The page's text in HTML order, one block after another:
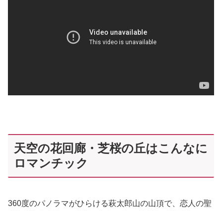
天空の花回廊・芝桜の丘はこんなに
ロマンチック
360度のパノラマがひらける萩太郎山の山頂で、恋人の聖